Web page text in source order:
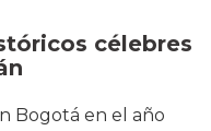
célebres
Bogotá en el año